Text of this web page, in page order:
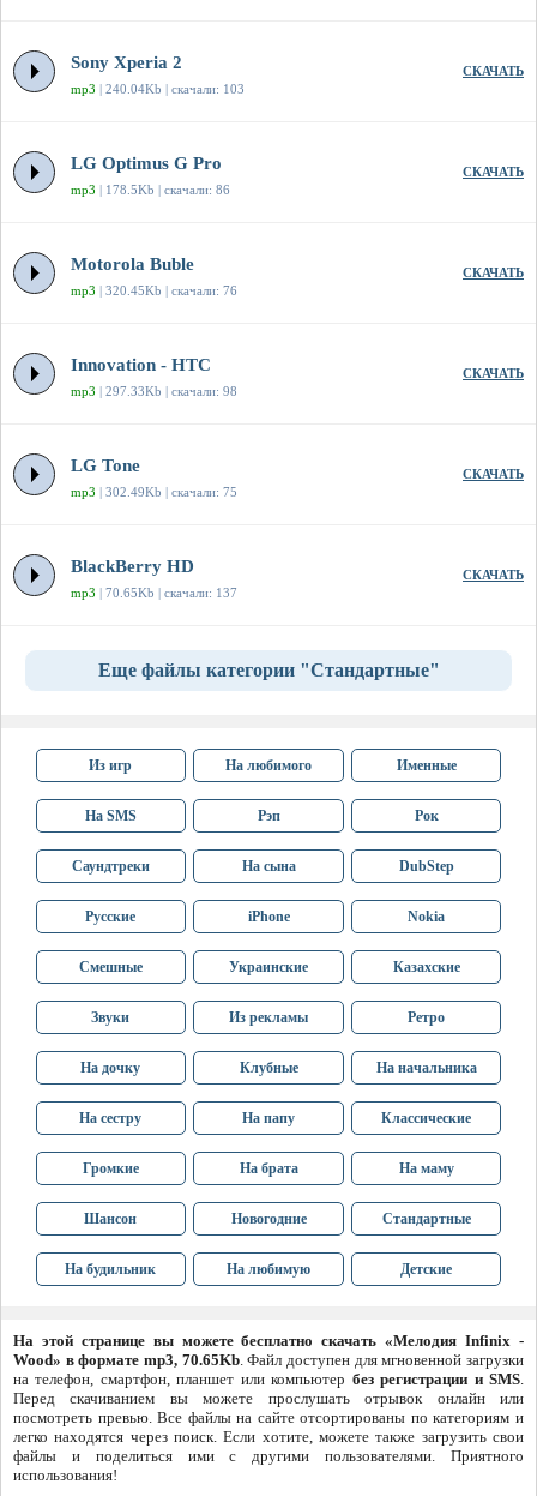
Sony Xperia 2
mp3 | 240.04Kb | скачали: 103
СКАЧАТЬ
LG Optimus G Pro
mp3 | 178.5Kb | скачали: 86
СКАЧАТЬ
Motorola Buble
mp3 | 320.45Kb | скачали: 76
СКАЧАТЬ
Innovation - HTC
mp3 | 297.33Kb | скачали: 98
СКАЧАТЬ
LG Tone
mp3 | 302.49Kb | скачали: 75
СКАЧАТЬ
BlackBerry HD
mp3 | 70.65Kb | скачали: 137
СКАЧАТЬ
Еще файлы категории "Стандартные"
Из игр На любимого Именные
На SMS Рэп Рок
Саундтреки На сына DubStep
Русские iPhone Nokia
Смешные Украинские Казахские
Звуки Из рекламы Ретро
На дочку Клубные На начальника
На сестру На папу Классические
Громкие На брата На маму
Шансон Новогодние Стандартные
На будильник На любимую Детские
На этой странице вы можете бесплатно скачать «Мелодия Infinix -
Wood» в формате mp3, 70.65Kb. Файл доступен для мгновенной загрузки
на телефон, смартфон, планшет или компьютер без регистрации и SMS.
Перед скачиванием вы можете прослушать отрывок онлайн или
посмотреть превью. Все файлы на сайте отсортированы по категориям и
легко находятся через поиск. Если хотите, можете также загрузить свои
файлы и поделиться ими с другими пользователями. Приятного
использования!